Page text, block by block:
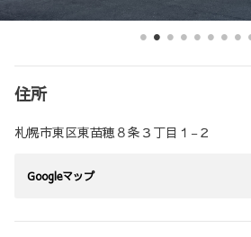
住所
札幌市東区東苗穂８条３丁目１−２
Googleマップ